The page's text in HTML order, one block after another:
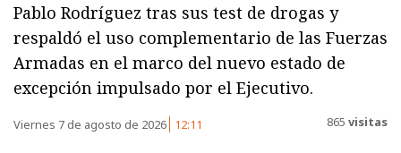
Pablo Rodríguez tras sus test de drogas y
respaldó el uso complementario de las Fuerzas
Armadas en el marco del nuevo estado de
excepción impulsado por el Ejecutivo.
Viernes 7 de agosto de 2026 12:11 865 visitas